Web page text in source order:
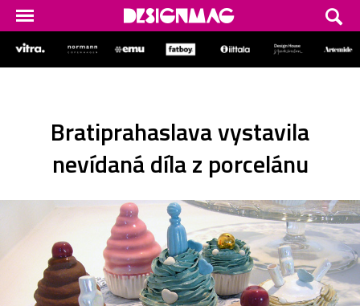
Bratiprahaslava vystavila
nevídaná díla z porcelánu